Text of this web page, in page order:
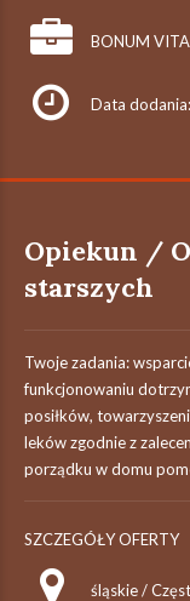
BONUM
Data
Opiekun /
starszych
Twoje zadania:
funkcjonowaniu
posiłków,
leków zgodnie z
porządku w domu
SZCZEGÓŁY OFERTY
śląskie /